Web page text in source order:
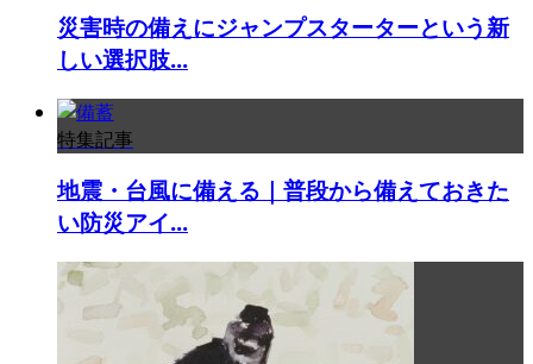
災害時の備えにジャンプスターターという新
しい選択肢...
特集記事
地震・台風に備える｜普段から備えておきた
い防災アイ...